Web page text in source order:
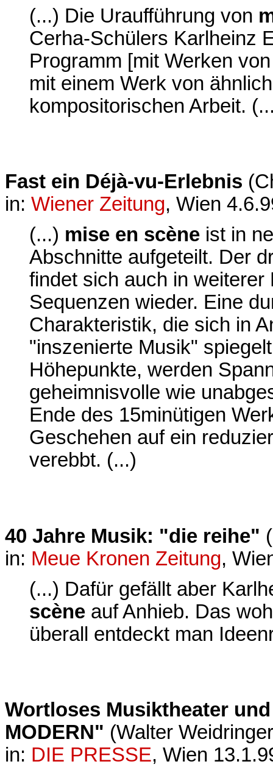
(...) Die Uraufführung von
Cerha-Schülers Karlheinz
Programm [mit Werken
mit einem Werk von
kompositorischen Arbeit.
Fast ein Déjà-vu-Erlebnis
in: Wiener Zeitung, Wien
(...) mise en scène ist in
Abschnitte aufgeteilt. Der
findet sich auch in
Sequenzen wieder. Eine
Charakteristik, die sich in
"inszenierte Musik"
Höhepunkte, werden
geheimnisvolle wie
Ende des 15minütigen
Geschehen auf ein
verebbt. (...)
40 Jahre Musik: "die reihe"
in: Meue Kronen Zeitung,
(...) Dafür gefällt aber
scène auf Anhieb. Das
überall entdeckt man
Wortloses Musiktheater
MODERN" (Walter
in: DIE PRESSE, Wien